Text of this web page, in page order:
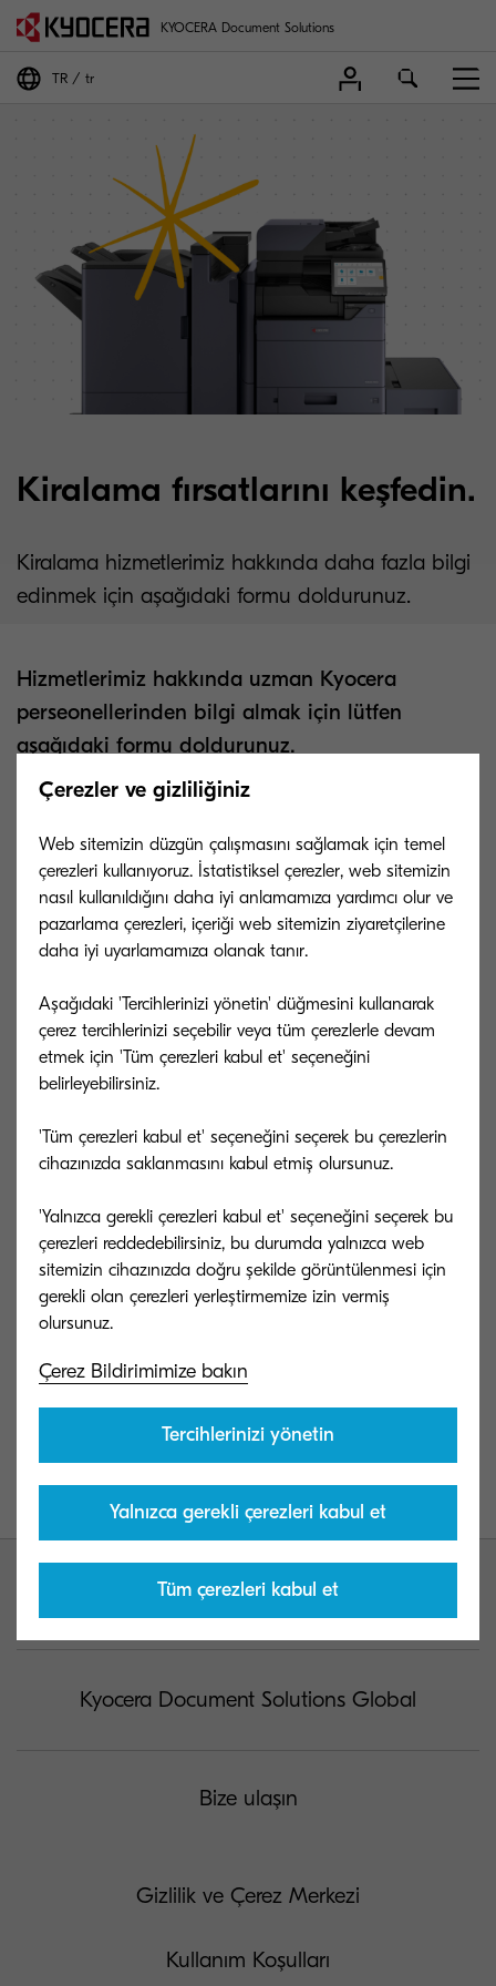
KYOCERA Document Solutions
TR tr
Kiralama fırsatlarını keşfedin.
Kiralama hizmetlerimiz hakkında daha fazla bilgi
edinmek için aşağıdaki formu doldurunuz.
Hizmetlerimiz hakkında uzman Kyocera
perseonellerinden bilgi almak için lütfen
aşağıdaki formu doldurunuz.
Kyocera Document Solutions Global
Bize ulaşın
Gizlilik ve Çerez Merkezi
Kullanım Koşulları
Çerezler ve gizliliğiniz
Web sitemizin düzgün çalışmasını sağlamak için temel
çerezleri kullanıyoruz. İstatistiksel çerezler, web sitemizin
nasıl kullanıldığını daha iyi anlamamıza yardımcı olur ve
pazarlama çerezleri, içeriği web sitemizin ziyaretçilerine
daha iyi uyarlamamıza olanak tanır.
Aşağıdaki 'Tercihlerinizi yönetin' düğmesini kullanarak
çerez tercihlerinizi seçebilir veya tüm çerezlerle devam
etmek için 'Tüm çerezleri kabul et' seçeneğini
belirleyebilirsiniz.
'Tüm çerezleri kabul et' seçeneğini seçerek bu çerezlerin
cihazınızda saklanmasını kabul etmiş olursunuz.
'Yalnızca gerekli çerezleri kabul et' seçeneğini seçerek bu
çerezleri reddedebilirsiniz, bu durumda yalnızca web
sitemizin cihazınızda doğru şekilde görüntülenmesi için
gerekli olan çerezleri yerleştirmemize izin vermiş
Çerez Bildirimimize bakın
Tercihlerinizi yönetin
Yalnızca gerekli çerezleri kabul et
Tüm çerezleri kabul et